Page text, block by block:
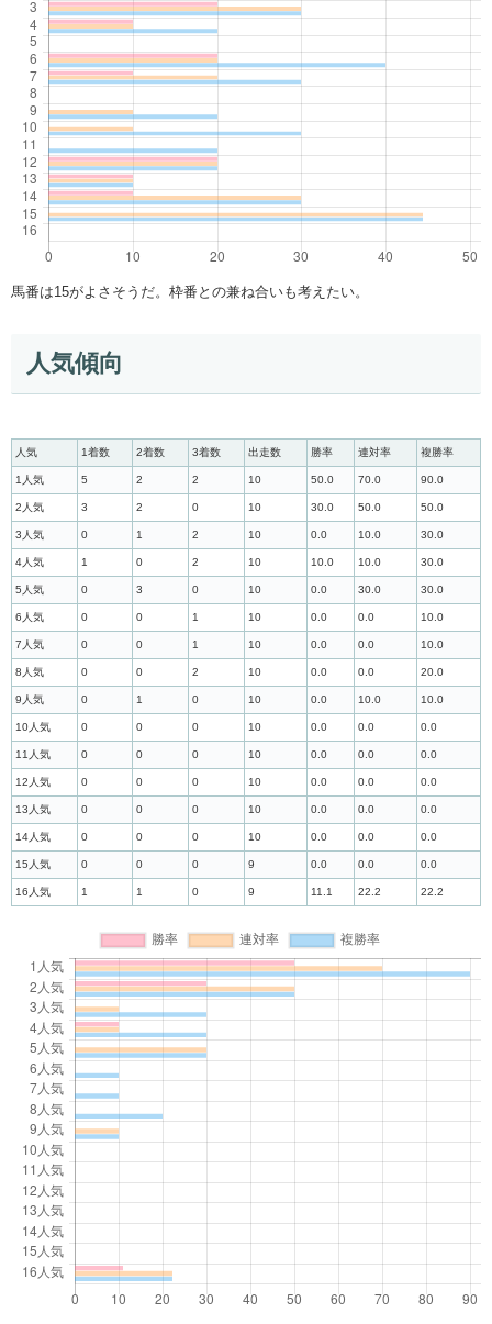
馬番は15がよさそうだ。枠番との兼ね合いも考えたい。
人気傾向
人気 1着数 2着数 3着数 出走数 勝率 連対率 複勝率
1人気 5 2 2 10 50.0 70.0 90.0
2人気 3 2 0 10 30.0 50.0 50.0
3人気 0 1 2 10 0.0 10.0 30.0
4人気 1 0 2 10 10.0 10.0 30.0
5人気 0 3 0 10 0.0 30.0 30.0
6人気 0 0 1 10 0.0 0.0 10.0
7人気 0 0 1 10 0.0 0.0 10.0
8人気 0 0 2 10 0.0 0.0 20.0
9人気 0 1 0 10 0.0 10.0 10.0
10人気 0 0 0 10 0.0 0.0 0.0
11人気 0 0 0 10 0.0 0.0 0.0
12人気 0 0 0 10 0.0 0.0 0.0
13人気 0 0 0 10 0.0 0.0 0.0
14人気 0 0 0 10 0.0 0.0 0.0
15人気 0 0 0 9 0.0 0.0 0.0
16人気 1 1 0 9 11.1 22.2 22.2